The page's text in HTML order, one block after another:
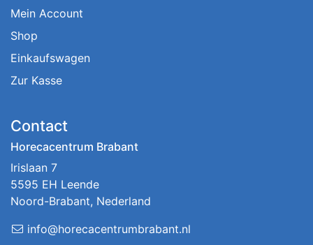
Mein Account
Shop
Einkaufswagen
Zur Kasse
Contact
Horecacentrum Brabant
Irislaan 7
5595 EH Leende
Noord-Brabant, Nederland
info@horecacentrumbrabant.nl